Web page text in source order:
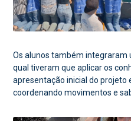
Os alunos também integraram
qual tiveram que aplicar os
apresentação inicial do projeto
coordenando movimentos e